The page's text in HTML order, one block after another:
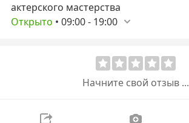
актерского мастерства
Открыто • 09:00- 19:00
Начните свой отзыв ...